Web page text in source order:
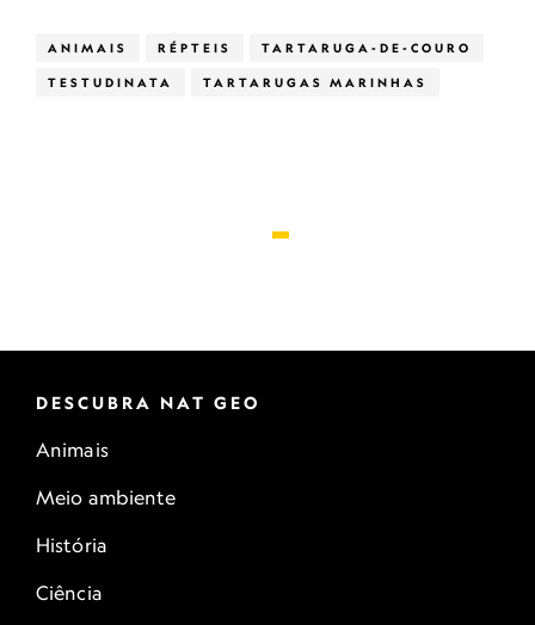
ANIMAIS RÉPTEIS TARTARUGA-DE-COURO
TESTUDINATA TARTARUGAS MARINHAS
DESCUBRA NAT GEO
Animais
Meio ambiente
História
Ciência